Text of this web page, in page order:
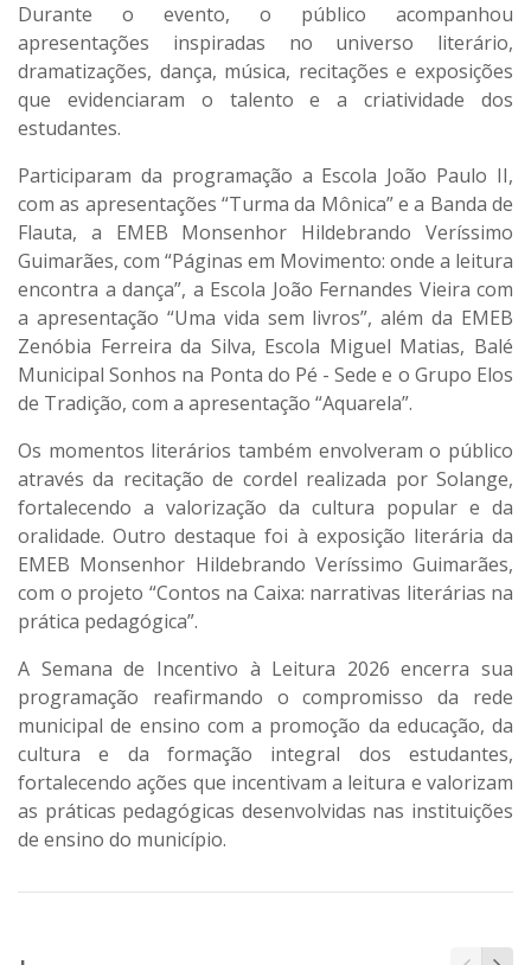
Durante o evento, o público acompanhou
apresentações inspiradas no universo literário,
dramatizações, dança, música, recitações e exposições
que evidenciaram o talento e a criatividade dos
estudantes.
Participaram da programação a Escola João Paulo II,
com as apresentações “Turma da Mônica” e a Banda de
Flauta, a EMEB Monsenhor Hildebrando Veríssimo
Guimarães, com “Páginas em Movimento: onde a leitura
encontra a dança”, a Escola João Fernandes Vieira com
a apresentação “Uma vida sem livros”, além da EMEB
Zenóbia Ferreira da Silva, Escola Miguel Matias, Balé
Municipal Sonhos na Ponta do Pé - Sede e o Grupo Elos
de Tradição, com a apresentação “Aquarela”.
Os momentos literários também envolveram o público
através da recitação de cordel realizada por Solange,
fortalecendo a valorização da cultura popular e da
oralidade. Outro destaque foi à exposição literária da
EMEB Monsenhor Hildebrando Veríssimo Guimarães,
com o projeto “Contos na Caixa: narrativas literárias na
prática pedagógica”.
A Semana de Incentivo à Leitura 2026 encerra sua
programação reafirmando o compromisso da rede
municipal de ensino com a promoção da educação, da
cultura e da formação integral dos estudantes,
fortalecendo ações que incentivam a leitura e valorizam
as práticas pedagógicas desenvolvidas nas instituições
de ensino do município.